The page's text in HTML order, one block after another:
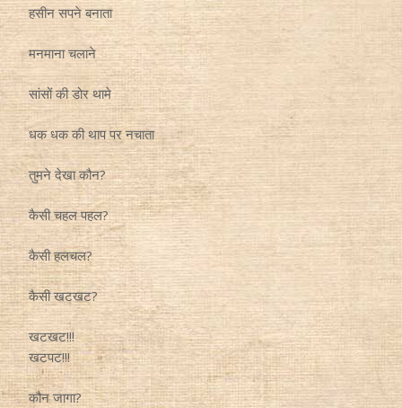
हसीन सपने बनाता
मनमाना चलाने
सांसों की डोर थामे
धक धक की थाप पर नचाता
तुमने देखा कौन?
कैसी चहल पहल?
कैसी हलचल?
कैसी खटखट?
खटखट!!!
खटपट!!!
कौन जागा?